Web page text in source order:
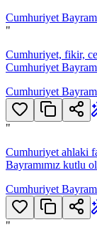
Cumhuriyet
"
Cumhuriyet, fikir,
Cumhuriyet
Cumhuriyet
"
Cumhuriyet ahlaki
Bayramımız kutlu
Cumhuriyet
"